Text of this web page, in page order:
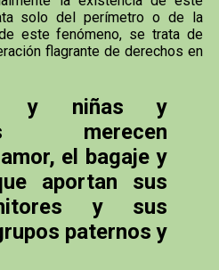
solo del perímetro o de la
este fenómeno, se trata de
flagrante de derechos en
y niñas y
merecen
el bagaje y
aportan sus
y sus
paternos y